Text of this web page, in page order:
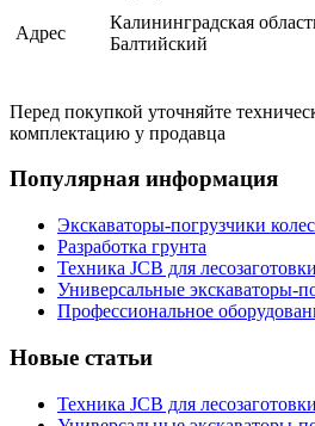
Адрес
Калининградская
Балтийский
Перед покупкой уточняйте
комплектацию у продавца
Популярная информация
Экскаваторы-погрузчики
Разработка грунта
Техника JCB для лесозаготовки
Универсальные экскаваторы-
Профессиональное
Новые статьи
Техника JCB для лесозаготовки